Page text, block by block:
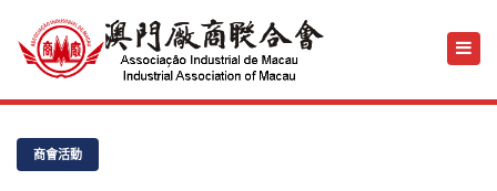
商會活動